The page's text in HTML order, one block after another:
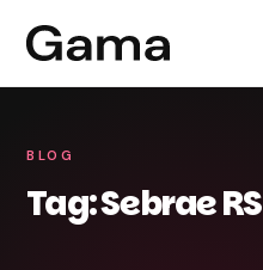
BLOG
Tag: Sebrae RS